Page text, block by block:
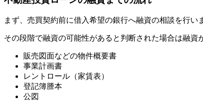
まず、売買契約前に借入希望の銀行へ融資の相談を行い
その段階で融資の可能性があると判断された場合は融資
販売図面などの物件概要書
事業計画書
レントロール（家賃表）
登記簿謄本
公図